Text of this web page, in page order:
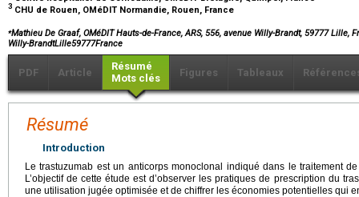
3 CHU de Rouen, OMéDIT Normandie, Rouen, France
⁎Mathieu De Graaf, OMéDIT Hauts-de-France, ARS, 556, avenue Willy-Brandt, 59777 Lille,
Willy-BrandtLille59777France
PDF Article
Résumé
Mots clés
Figures Tableaux
Résumé
Introduction
Le trastuzumab est un anticorps monoclonal indiqué dans le traitement
L’objectif de cette étude est d’observer les pratiques de prescription du
une utilisation jugée optimisée et de chiffrer les économies potentielles qui